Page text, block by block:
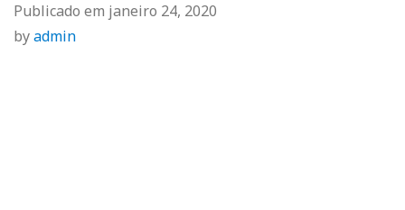
Publicado em janeiro 24, 2020
byadmin